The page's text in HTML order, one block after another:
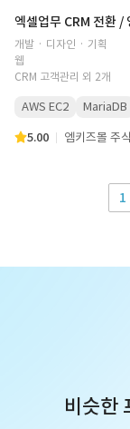
개발 · 디자인 · 기획
웹
CRM 고객관리 외 2개
AWS EC2 MariaDB
5.00 엠키즈몰 주
1
비슷한